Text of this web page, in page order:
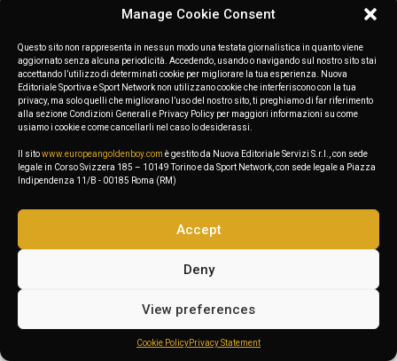
Manage Cookie Consent
Questo sito non rappresenta in nessun modo una testata giornalistica in quanto viene
aggiornato senza alcuna periodicità. Accedendo, usando o navigando sul nostro sito stai
accettando l’utilizzo di determinati cookie per migliorare la tua esperienza. Nuova
Editoriale Sportiva e Sport Network non utilizzano cookie che interferiscono con la tua
privacy, ma solo quelli che migliorano l’uso del nostro sito, ti preghiamo di far riferimento
alla sezione Condizioni Generali e Privacy Policy per maggiori informazioni su come
usiamo i cookie e come cancellarli nel caso lo desiderassi.
Il sitowww.europeangoldenboy.com è gestito da Nuova Editoriale Servizi S.r.l., con sede
legale in Corso Svizzera 185 – 10149 Torino e da Sport Network, con sede legale a Piazza
Indipendenza 11/B - 00185 Roma (RM)
Accept
Deny
View preferences
Cookie PolicyPrivacy Statement